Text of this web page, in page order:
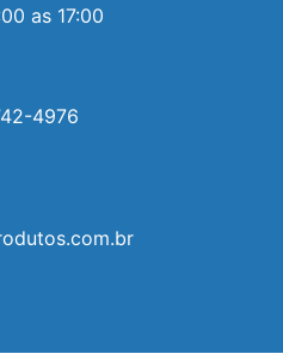
as 17:00
4976